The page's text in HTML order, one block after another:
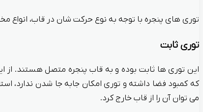
توری های پنجره با توجه به نوع حرکت شان در قاب، انواع
توری ثابت
این توری ها ثابت بوده و به قاب پنجره متصل هستند. از
که کمبود فضا داشته و توری امکان جابه جا شدن ندارد،
می توان آن را از قاب خارج کرد.